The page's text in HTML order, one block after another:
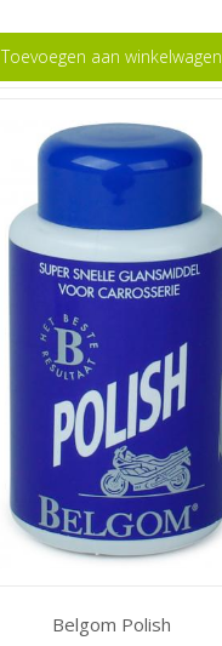
Toevoegen aan winkelwagen
Belgom Polish